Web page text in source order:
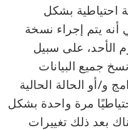
احتياطية بشكل
أنه يتم إجراء نسخة
الأحد، على سبيل
جميع البيانات
و/أو الحالة الحالية
مرة واحدة بشكل
بعد ذلك تغييرات